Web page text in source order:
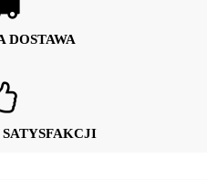
DOSTAWA